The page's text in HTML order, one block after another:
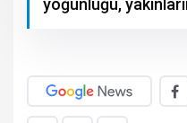
yoğunluğu,